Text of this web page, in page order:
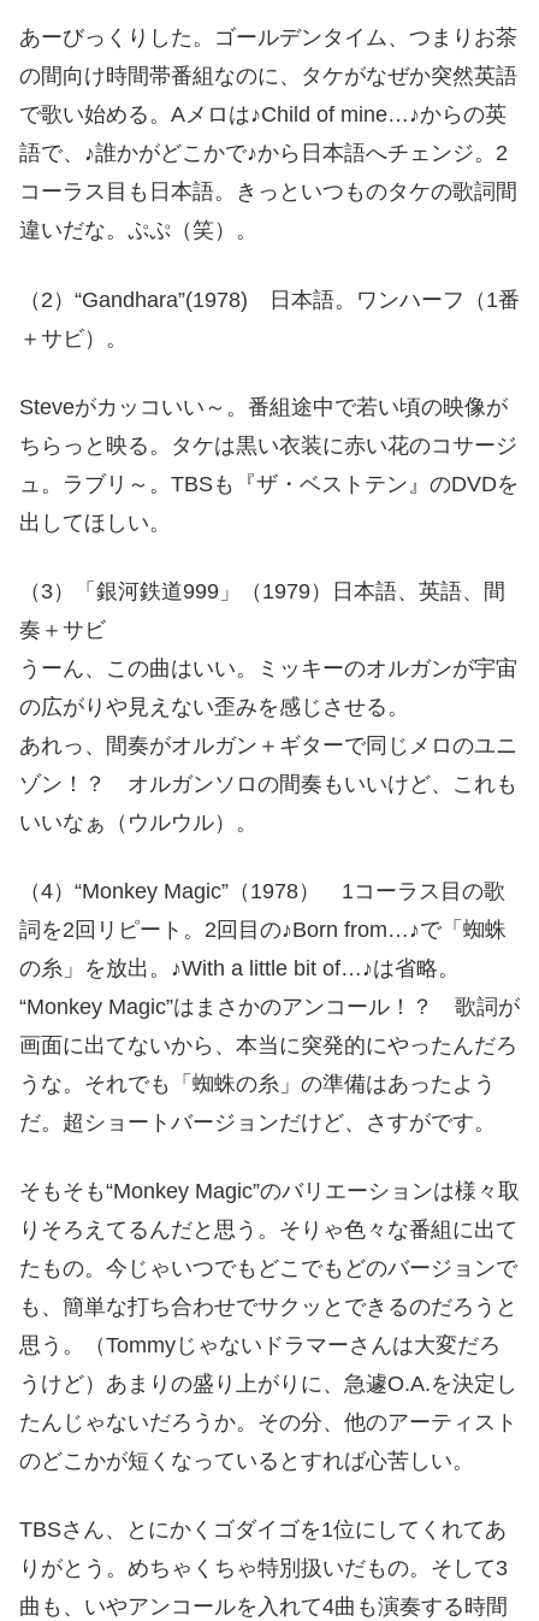
あーびっくりした。ゴールデンタイム、つまりお茶
の間向け時間帯番組なのに、タケがなぜか突然英語
で歌い始める。Aメロは♪Child of mine…♪からの英
語で、♪誰かがどこかで♪から日本語へチェンジ。2
コーラス目も日本語。きっといつものタケの歌詞間
違いだな。ぷぷ（笑）。
（2）“Gandhara”(1978) 日本語。ワンハーフ（1番
＋サビ）。
Steveがカッコいい～。番組途中で若い頃の映像が
ちらっと映る。タケは黒い衣装に赤い花のコサージ
ュ。ラブリ～。TBSも『ザ・ベストテン』のDVDを
出してほしい。
（3）「銀河鉄道999」（1979）日本語、英語、間
奏＋サビ
うーん、この曲はいい。ミッキーのオルガンが宇宙
の広がりや見えない歪みを感じさせる。
あれっ、間奏がオルガン＋ギターで同じメロのユニ
ゾン！？ オルガンソロの間奏もいいけど、これも
いいなぁ（ウルウル）。
（4）“Monkey Magic”（1978） 1コーラス目の歌
詞を2回リピート。2回目の♪Born from…♪で「蜘蛛
の糸」を放出。♪With a little bit of…♪は省略。
“Monkey Magic”はまさかのアンコール！？ 歌詞が
画面に出てないから、本当に突発的にやったんだろ
うな。それでも「蜘蛛の糸」の準備はあったよう
だ。超ショートバージョンだけど、さすがです。
そもそも“Monkey Magic”のバリエーションは様々取
りそろえてるんだと思う。そりゃ色々な番組に出て
たもの。今じゃいつでもどこでもどのバージョンで
も、簡単な打ち合わせでサクッとできるのだろうと
思う。（Tommyじゃないドラマーさんは大変だろ
うけど）あまりの盛り上がりに、急遽O.A.を決定し
たんじゃないだろうか。その分、他のアーティスト
のどこかが短くなっているとすれば心苦しい。
TBSさん、とにかくゴダイゴを1位にしてくれてあ
りがとう。めちゃくちゃ特別扱いだもの。そして3
曲も、いやアンコールを入れて4曲も演奏する時間